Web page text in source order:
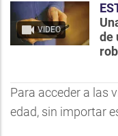
VIDEO
de
Para acceder a las
edad, sin importar